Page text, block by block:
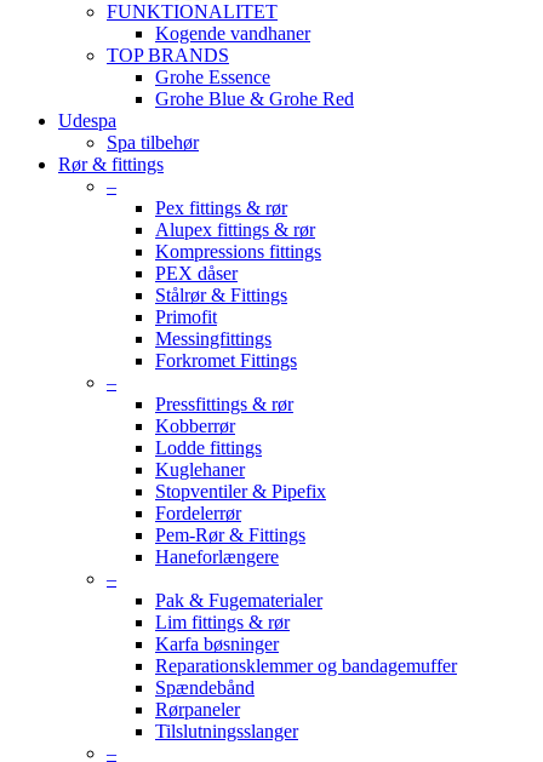
FUNKTIONALITET
Kogende vandhaner
TOP BRANDS
Grohe Essence
Grohe Blue & Grohe Red
Udespa
Spa tilbehør
Rør & fittings
–
Pex fittings & rør
Alupex fittings & rør
Kompressions fittings
PEX dåser
Stålrør & Fittings
Primofit
Messingfittings
Forkromet Fittings
–
Pressfittings & rør
Kobberrør
Lodde fittings
Kuglehaner
Stopventiler & Pipefix
Fordelerrør
Pem-Rør & Fittings
Haneforlængere
–
Pak & Fugematerialer
Lim fittings & rør
Karfa bøsninger
Reparationsklemmer og bandagemuffer
Spændebånd
Rørpaneler
Tilslutningsslanger
–